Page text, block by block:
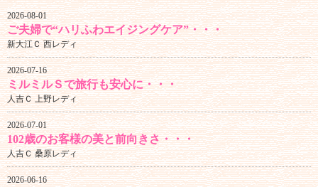
2026-08-01
ご夫婦で“ハリふわエイジングケア”・・・
新大江Ｃ 西レディ
2026-07-16
ミルミルＳで旅行も安心に・・・
人吉Ｃ 上野レディ
2026-07-01
102歳のお客様の美と前向きさ・・・
人吉Ｃ 桑原レディ
2026-06-16